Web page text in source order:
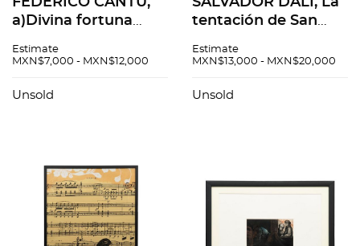
a)Divina fortuna
y fechadas 77
sin número de tiraje,
Estimate
MXN$7,000 - MXN$12,000
Unsold
tentación de San
Litografía 98 / 199,
Estimate
MXN$13,000 - MXN$20,000
Unsold